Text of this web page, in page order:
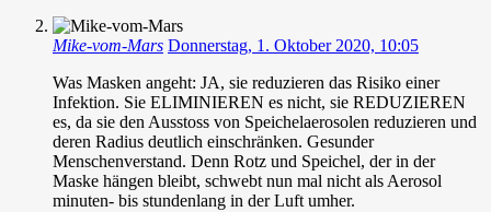
Mike-vom-Mars Donnerstag, 1. Oktober 2020, 10:05
Was Masken angeht: JA, sie reduzieren das Risiko einer
Infektion. Sie ELIMINIEREN es nicht, sie REDUZIEREN
es, da sie den Ausstoss von Speichelaerosolen reduzieren und
deren Radius deutlich einschränken. Gesunder
Menschenverstand. Denn Rotz und Speichel, der in der
Maske hängen bleibt, schwebt nun mal nicht als Aerosol
minuten- bis stundenlang in der Luft umher.